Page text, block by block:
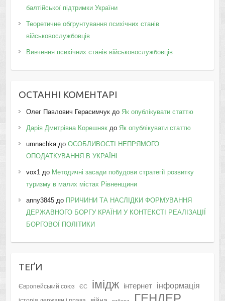
балтійської підтримки України
Теоретичне обґрунтування психічних станів
військовослужбовців
Вивчення психічних станів військовослужбовців
ОСТАННІ КОМЕНТАРІ
Олег Павлович Герасимчукдо Як опублікувати статтю
Дарія Дмитрівна Корешнякдо Як опублікувати статтю
umnachkaдо ОСОБЛИВОСТІ НЕПРЯМОГО
ОПОДАТКУВАННЯ В УКРАЇНІ
vox1 до Методичні засади побудови стратегії розвитку
туризму в малих містах Рівненщини
anny3845до ПРИЧИНИ ТА НАСЛІДКИ ФОРМУВАННЯ
ДЕРЖАВНОГО БОРГУ КРАЇНИ У КОНТЕКСТІ РЕАЛІЗАЦІЇ
БОРГОВОЇ ПОЛІТИКИ
ТЕҐИ
Європейський союз ЄС імідж інтернет інформація
ГЕНДЕР